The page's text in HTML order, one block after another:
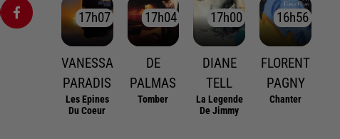
17h07
17h07
VANESSA
PARADIS
Les Epines
Du Coeur
17h04
17h04
DE
PALMAS
Tomber
17h00
17h00
DIANE
TELL
La Legende
De Jimmy
16h56
16h56
FLORENT
PAGNY
Chanter